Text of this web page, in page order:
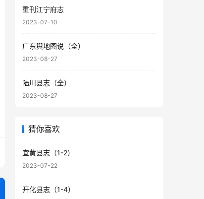
重刊江宁府志
2023-07-10
广东舆地图说（全）
2023-08-27
陆川县志（全）
2023-08-27
猜你喜欢
宜黄县志（1-2）
2023-07-22
开化县志（1-4）